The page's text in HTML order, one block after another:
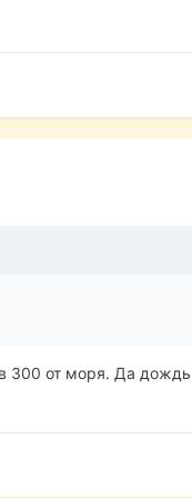
от моря. Да дождь